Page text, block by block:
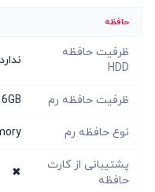
حافظه
ظرفیت حافظه
HDD
ندارد
ظرفیت حافظه رم
نوع حافظه رم
پشتیبانی از کارت
حافظه
✖